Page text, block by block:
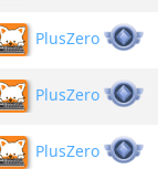
PlusZero
PlusZero
PlusZero